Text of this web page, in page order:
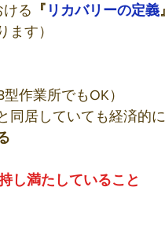
ける 『 リカバリーの定義』
ます）
型作業所でもOK）
同居していても経済的
し満たしていること